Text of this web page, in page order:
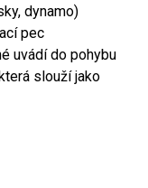
dynamo)
pec
uvádí do pohybu
slouží jako